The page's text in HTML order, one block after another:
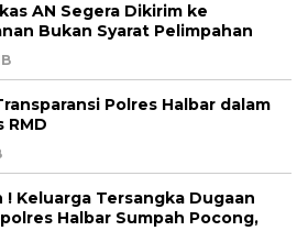
AN Segera Dikirim ke
Bukan Syarat Pelimpahan
Polres Halbar dalam
RMD
! Keluarga Tersangka Dugaan
Halbar Sumpah Pocong,